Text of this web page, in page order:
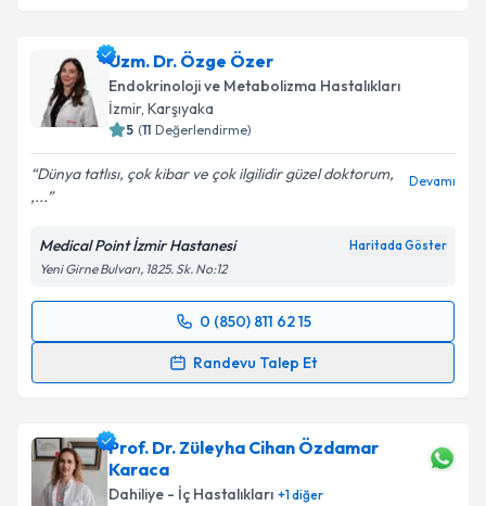
Uzm. Dr. Özge Özer
Endokrinoloji ve Metabolizma Hastalıkları
İzmir, Karşıyaka
5 (11 Değerlendirme)
Dünya tatlısı, çok kibar ve çok ilgilidir güzel doktorum,
,...
Devamı
Medical Point İzmir Hastanesi Haritada Göster
Yeni Girne Bulvarı, 1825. Sk. No:12
0 (850) 811 62 15
Randevu Talep Et
Randevu Takvimi Talebi
takvim hazırlandığında e-posta ile bilgilendireceğiz.
E-posta Adresiniz
Prof. Dr. Züleyha Cihan Özdamar
Karaca
Dahiliye - İç Hastalıkları +1diğer